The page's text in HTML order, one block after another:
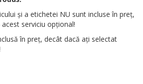
și a etichetei NU sunt incluse în preț,
serviciu opțional!
în preț, decât dacă ați selectat